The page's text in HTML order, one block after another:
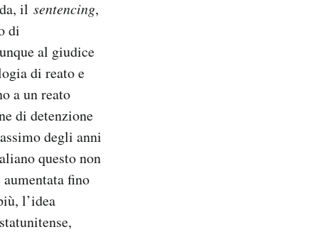
il sentencing,
di
al giudice
di reato e
a un reato
di detenzione
degli anni
questo non
fino
l’idea